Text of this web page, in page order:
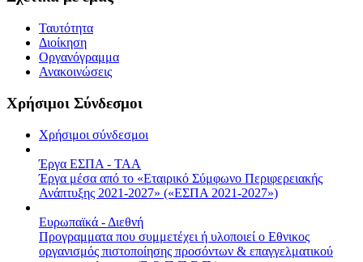
Ταυτότητα
Διοίκηση
Οργανόγραμμα
Ανακοινώσεις
Χρήσιμοι Σύνδεσμοι
Χρήσιμοι σύνδεσμοι
Έργα ΕΣΠΑ - ΤΑΑ
Έργα μέσα από το «Εταιρικό Σύμφωνο Περιφερειακής
Ανάπτυξης 2021-2027» («ΕΣΠΑ 2021-2027»)
Ευρωπαϊκά - Διεθνή
Προγραμματα που συμμετέχει ή υλοποιεί ο Εθνικος
οργανισμός πιστοποίησης προσόντων & επαγγελματικού